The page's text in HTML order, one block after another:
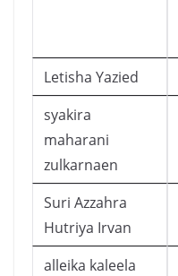
Letisha Yazied
syakira
maharani
zulkarnaen
Suri Azzahra
Hutriya Irvan
alleika kaleela